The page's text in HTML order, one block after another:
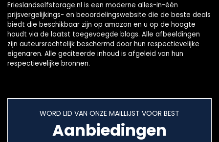
Frieslandselfstorage.nl is een moderne alles-in-één
prijsvergelijkings- en beoordelingswebsite die de beste deals
biedt die beschikbaar zijn op amazon en u op de hoogte
houdt via de laatst toegevoegde blogs. Alle afbeeldingen
zijn auteursrechtelijk beschermd door hun respectievelijke
eigenaren. Alle geciteerde inhoud is afgeleid van hun
respectievelijke bronnen.
WORD LID VAN ONZE MAILLIJST VOOR BEST
Aanbiedingen